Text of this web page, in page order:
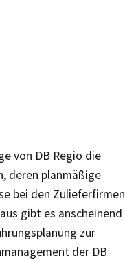
von DB Regio die
deren planmäßige
bei den Zulieferfirmen
gibt es anscheinend
zur
der DB